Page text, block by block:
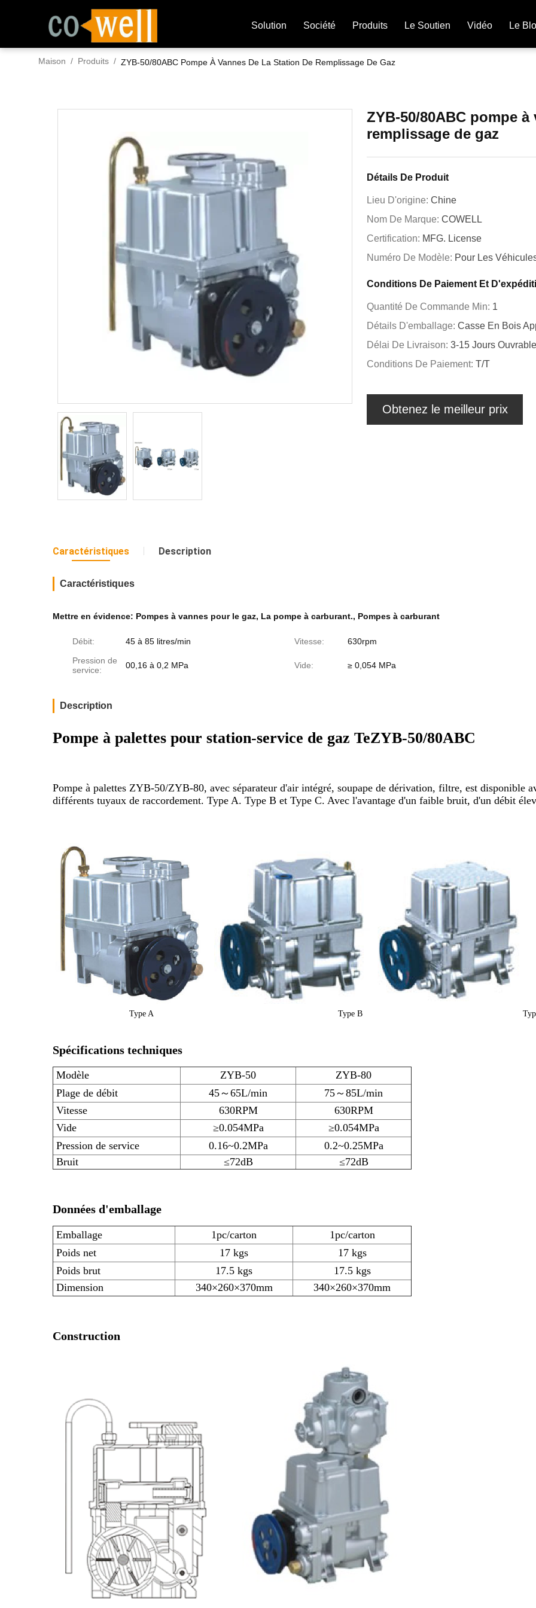
Solution Société Produits Le Soutien Vidéo Le
Maison / Produits / ZYB-50/80ABC Pompe À Vannes De La Station De Remplissage De Gaz
ZYB-50/80ABC pompe
remplissage de gaz
Détails De Produit
Lieu D'origine: Chine
Nom De Marque: COWELL
Certification: MFG. License
Numéro De Modèle: Pour Les
Conditions De Paiement Et
Quantité De Commande Min: 1
Détails D'emballage: Casse En Bois
Délai De Livraison: 3-15 Jours
Conditions De Paiement: T/T
Obtenez le meilleur prix
Caractéristiques Description
Caractéristiques
Mettre en évidence: Pompes à vannes pour le gaz, La pompe à carburant., Pompes à carburant
Débit: 45 à 85 litres/min Vitesse:
630rpm
Pression de
service:
00,16 à 0,2 MPa Vide: ≥ 0,054 MPa
Description
Pompe à palettes pour station-service de gaz TeZYB-50/80ABC
Pompe à palettes ZYB-50/ZYB-80, avec séparateur d'air intégré, soupape de dérivation, filtre, est disponible
différents tuyaux de raccordement. Type A. Type B et Type C. Avec l'avantage d'un faible bruit, d'un débit
Type A Type B Type
Spécifications techniques
Modèle ZYB-50
ZYB-80
Plage de débit
45～65L/min
75～85L/min
Vitesse
630RPM
630RPM
Vide
≥0.054MPa
≥0.054MPa
Pression de service
0.16~0.2MPa
0.2~0.25MPa
Bruit
≤72dB ≤72dB
Données d'emballage
Emballage 1pc/carton
1pc/carton
Poids net
17 kgs
17 kgs
Poids brut
17.5 kgs
17.5 kgs
Dimension
340×260×370mm 340×260×370mm
Construction